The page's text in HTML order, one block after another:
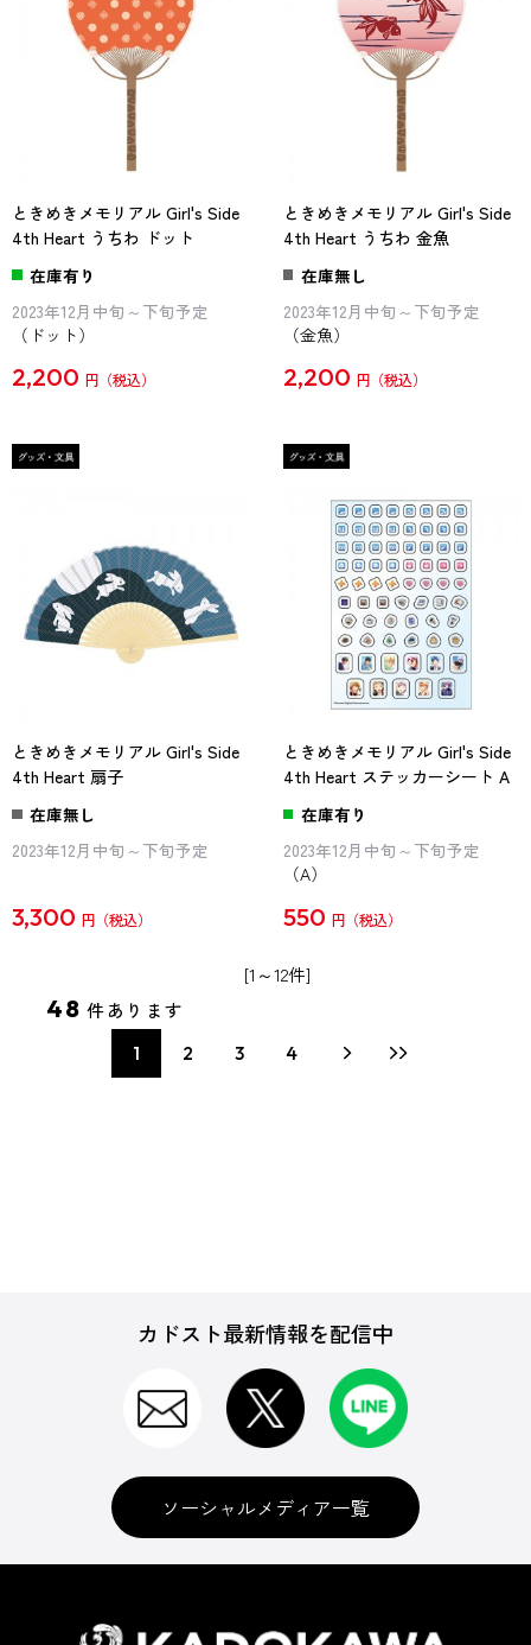
ときめきメモリアル Girl's Side
4th Heart うちわ ドット
在庫有り
2023年12月中旬～下旬予定
（ドット）
2,200 円
ときめきメモリアル Girl's Side
4th Heart うちわ 金魚
在庫無し
2023年12月中旬～下旬予定
（金魚）
2,200 円
ときめきメモリアル Girl's Side
4th Heart 扇子
在庫無し
2023年12月中旬～下旬予定
3,300 円
ときめきメモリアル Girl's Side
4th Heart ステッカーシート A
在庫有り
2023年12月中旬～下旬予定
（A）
550 円
[1～12件]
48 件あります
1 2 3 4
カドスト最新情報を配信中
ソーシャルメディア一覧